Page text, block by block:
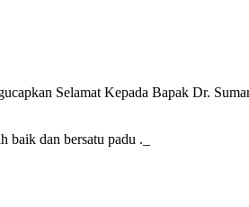
Selamat Kepada Bapak Dr.
dan bersatu padu ._